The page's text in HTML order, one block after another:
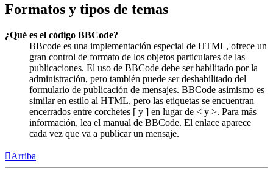
Formatos y tipos de temas
¿Qué es el código BBCode?
BBcode es una implementación especial de HTML, ofrece un
gran control de formato de los objetos particulares de las
publicaciones. El uso de BBCode debe ser habilitado por la
administración, pero también puede ser deshabilitado del
formulario de publicación de mensajes. BBCode asimismo es
similar en estilo al HTML, pero las etiquetas se encuentran
encerrados entre corchetes [ y ] en lugar de < y >. Para más
información, lea el manual de BBCode. El enlace aparece
cada vez que va a publicar un mensaje.
Arriba